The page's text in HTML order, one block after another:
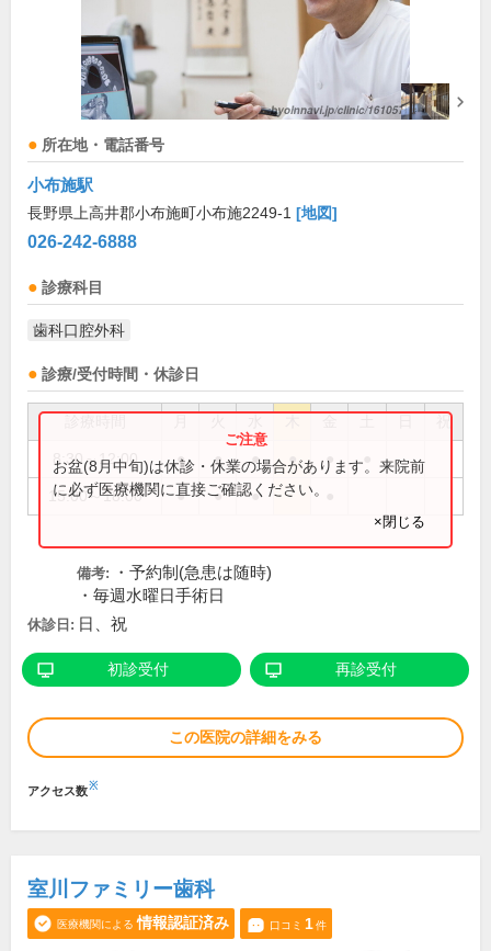
所在地・電話番号
小布施駅
長野県上高井郡小布施町小布施2249-1 [地図]
026-242-6888
診療科目
歯科口腔外科
診療/受付時間・休診日
祝
8:30～12:00 ● ● ● ● ●
15:00～18:00 ● ● ●
お盆(8月中旬)は休診・休業の場合があります。来院前
に必ず医療機関に直接ご確認ください。
×閉じる
備考:
・予約制(急患は随時)
・毎週水曜日手術日
休診日: 日、祝
初診受付 再診受付
この医院の詳細をみる
アクセス数※
室川ファミリー歯科
医療機関による 情報認証済み 口コミ 1件